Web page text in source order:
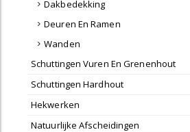
Dakbedekking
Deuren En Ramen
Wanden
Schuttingen Vuren En Grenenhout
Schuttingen Hardhout
Hekwerken
Natuurlijke Afscheidingen